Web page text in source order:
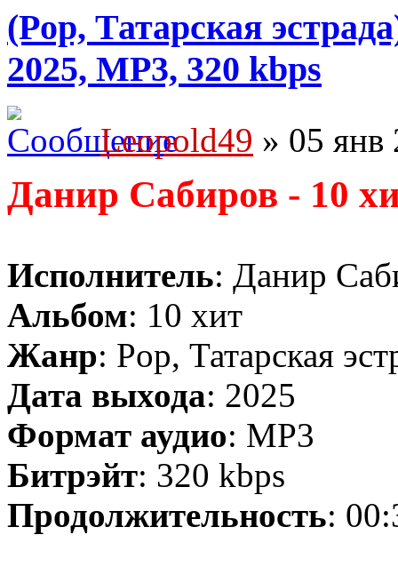
(Pop, Татарская
2025, MP3, 320 kbps
Leopold49 » 05 янв
Данир Сабиров - 10
Исполнитель: Данир
Альбом: 10 хит
Жанр: Pop, Татарская
Дата выхода: 2025
Формат аудио: MP3
Битрэйт: 320 kbps
Продолжительность: